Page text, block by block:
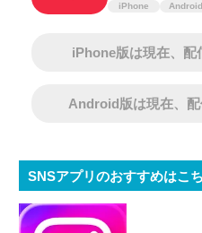
iPhone Android
iPhone版は現在、配
Android版は現在、
SNSアプリのおすすめはこ